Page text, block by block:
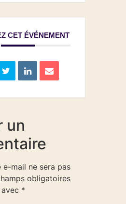
CET ÉVÉNEMENT
un
e-mail ne sera pas
obligatoires
*